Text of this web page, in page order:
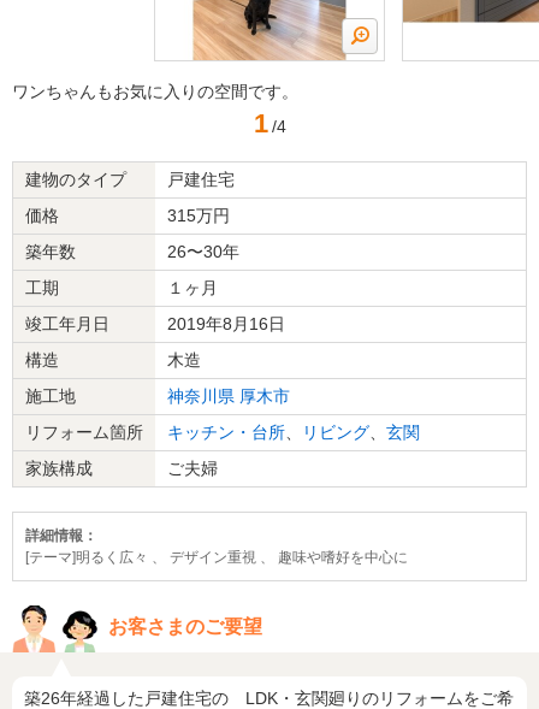
ワンちゃんもお気に入りの空間です。
1 /4
建物のタイプ
戸建住宅
価格
315万円
築年数
26〜30年
工期
１ヶ月
竣工年月日
2019年8月16日
構造
木造
施工地
神奈川県 厚木市
リフォーム箇所
キッチン・台所 リビング
玄関
家族構成
ご夫婦
詳細情報：
[テーマ]明るく広々 、 デザイン重視 、 趣味や嗜好を中心に
お客さまのご要望
築26年経過した戸建住宅の LDK・玄関廻りのリフォームをご希